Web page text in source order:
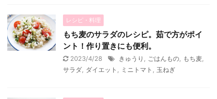
レシピ・料理
もち麦のサラダのレシピ。茹で方がポイ
ント！作り置きにも便利。
2023/4/28 きゅうり ごはんもの もち麦
サラダ ダイエット ミニトマト 玉ねぎ